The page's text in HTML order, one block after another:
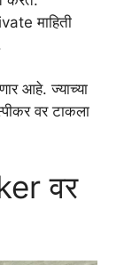
माहिती
आहे. ज्याच्या
वर टाकला
वर